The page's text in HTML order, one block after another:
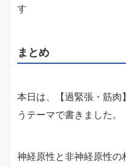
す
まとめ
本日は、【過緊張・筋肉
うテーマで書きました。
神経原性と非神経原性の